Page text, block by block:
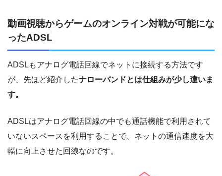
動画視聴からゲームのオンライン対戦が可能にな
ったADSL
ADSLもアナログ電話回線でネットに接続する方法です
が、先ほど紹介したナローバンドとは仕組みが少し違いま
す。
ADSLはアナログ電話回線の中でも通話機能で利用されて
いないスペースを利用することで、ネットの通信速度を大
幅に向上させた回線なのです。